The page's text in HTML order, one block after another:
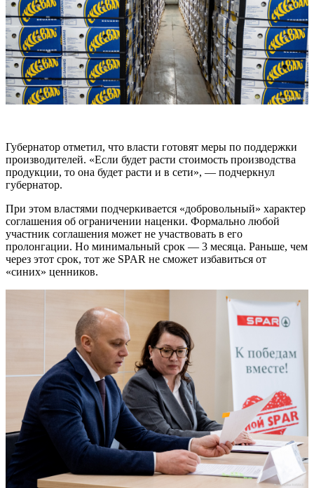
Губернатор отметил, что власти готовят меры по поддержки
производителей. «Если будет расти стоимость производства
продукции, то она будет расти и в сети», — подчеркнул
губернатор.
При этом властями подчеркивается «добровольный» характер
соглашения об ограничении наценки. Формально любой
участник соглашения может не участвовать в его
пролонгации. Но минимальный срок — 3 месяца. Раньше, чем
через этот срок, тот же SPAR не сможет избавиться от
«синих» ценников.